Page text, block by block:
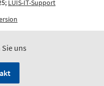
LUIS-IT-Support
uns